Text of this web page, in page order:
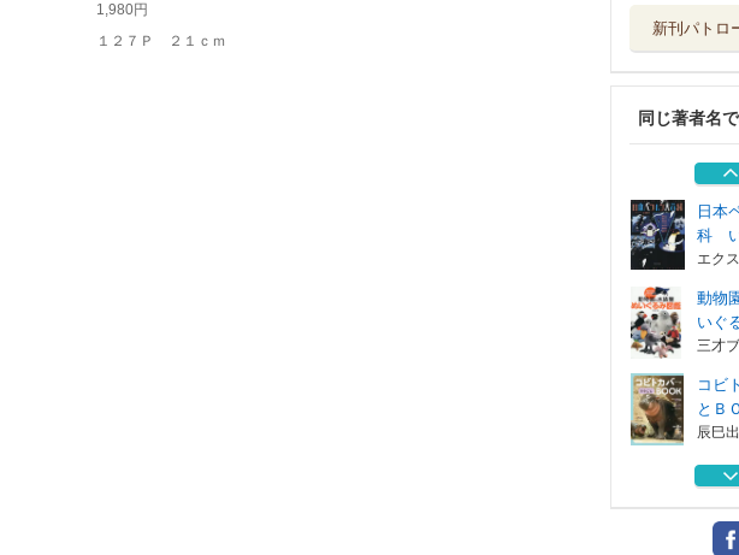
1,980円
１２７Ｐ ２１ｃｍ
新刊パトロ
同じ著者名
アザ
グラ
解説
〉改
有斐閣
日本
科
エク
動物
いぐ
三才
コビ
とＢ
辰巳
アザ
グラ